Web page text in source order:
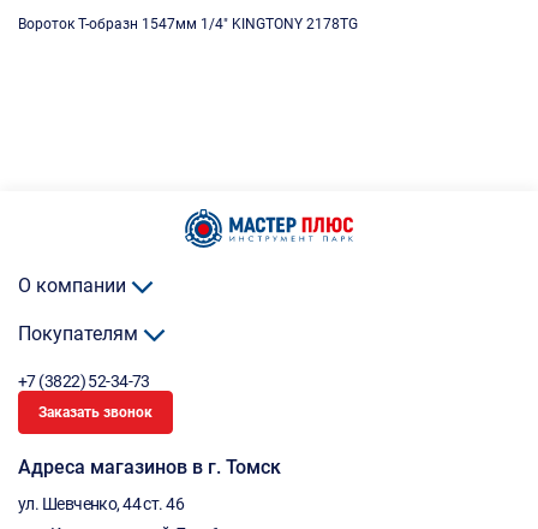
Вороток Т-образн 1547мм 1/4" KINGTONY 2178TG
О компании
Покупателям
+7 (3822) 52-34-73
Заказать звонок
Адреса магазинов в г. Томск
ул. Шевченко, 44 ст. 46